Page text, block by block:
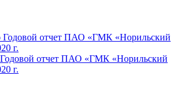
Годовой отчет ПАО «ГМК «Норильский
г.
Годовой отчет ПАО «ГМК «Норильский
г.